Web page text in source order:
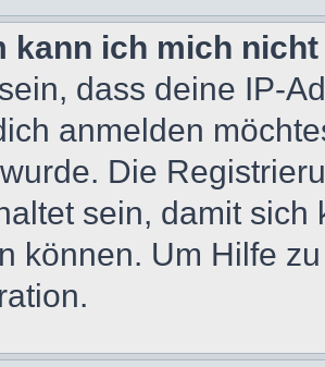
kann ich mich
dass deine IP-
anmelden
Die
sein, damit
können. Um Hilfe